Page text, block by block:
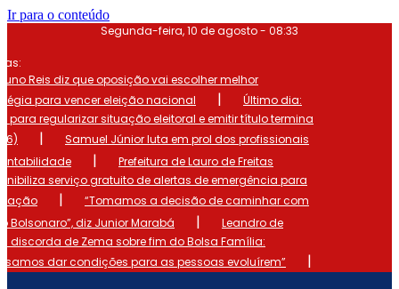
Ir para o conteúdo
Segunda-feira, 10 de agosto - 08:33
Reis diz que oposição vai escolher melhor
para vencer eleição nacional
|
Último dia:
para regularizar situação eleitoral e emitir título termina
|
Samuel Júnior luta em prol dos profissionais
|
Prefeitura de Lauro de Freitas
serviço gratuito de alertas de emergência para
|
“Tomamos a decisão de caminhar com
Bolsonaro”, diz Junior Marabá
|
Leandro de
discorda de Zema sobre fim do Bolsa Família:
dar condições para as pessoas evoluírem”
|